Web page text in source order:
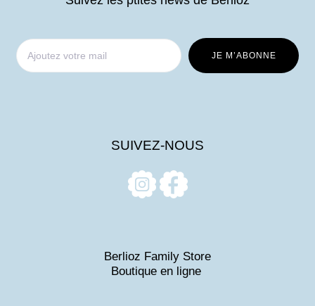
SUIVEZ-NOUS
Berlioz Family Store
Boutique en ligne